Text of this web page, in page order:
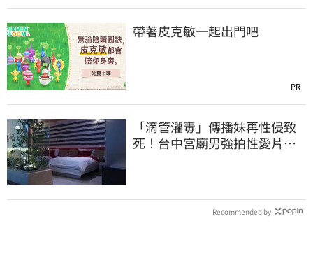
帶著皮克敏一起出門吧
PR
「滴管灌毒」傳播妹再性侵致
死！台中宮廟男強拍性愛片
Recommended by